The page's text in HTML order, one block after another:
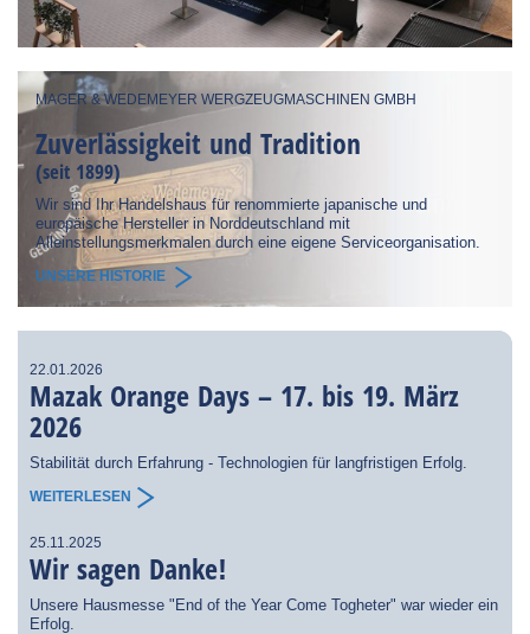
MAGER & WEDEMEYER WERGZEUGMASCHINEN GMBH
Zuverlässigkeit und Tradition
(seit 1899)
Wir sind Ihr Handelshaus für renommierte japanische und
europäische Hersteller in Norddeutschland mit
Alleinstellungsmerkmalen durch eine eigene Serviceorganisation.
UNSERE HISTORIE
22.01.2026
Mazak Orange Days – 17. bis 19. März
2026
Stabilität durch Erfahrung - Technologien für langfristigen Erfolg.
WEITERLESEN
25.11.2025
Wir sagen Danke!
Unsere Hausmesse "End of the Year Come Togheter" war wieder ein
Erfolg.